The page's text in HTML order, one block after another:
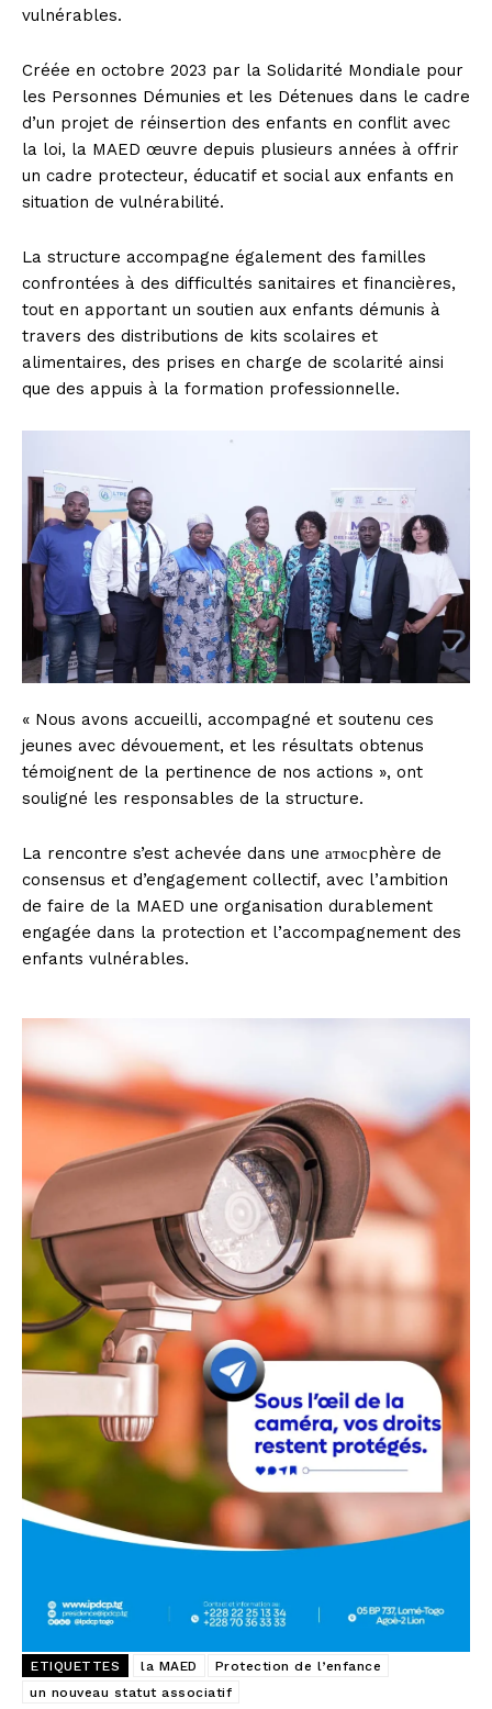
vulnérables.
Créée en octobre 2023 par la Solidarité Mondiale pour
les Personnes Démunies et les Détenues dans le cadre
d’un projet de réinsertion des enfants en conflit avec
la loi, la MAED œuvre depuis plusieurs années à offrir
un cadre protecteur, éducatif et social aux enfants en
situation de vulnérabilité.
La structure accompagne également des familles
confrontées à des difficultés sanitaires et financières,
tout en apportant un soutien aux enfants démunis à
travers des distributions de kits scolaires et
alimentaires, des prises en charge de scolarité ainsi
que des appuis à la formation professionnelle.
« Nous avons accueilli, accompagné et soutenu ces
jeunes avec dévouement, et les résultats obtenus
témoignent de la pertinence de nos actions », ont
souligné les responsables de la structure.
La rencontre s’est achevée dans une атмосphère de
consensus et d’engagement collectif, avec l’ambition
de faire de la MAED une organisation durablement
engagée dans la protection et l’accompagnement des
enfants vulnérables.
ETIQUETTES la MAED
Protection de l’enfance
un nouveau statut associatif